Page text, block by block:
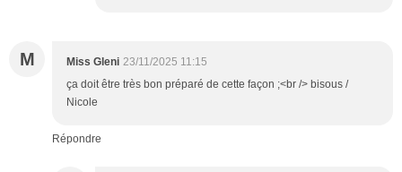
M Miss Gleni 23/11/2025 11:15
ça doit être très bon préparé de cette façon ;<br /> bisous /
Nicole
Répondre